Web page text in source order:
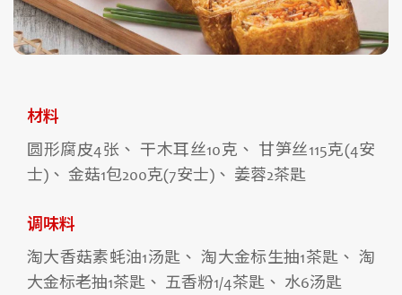
材料
圆形腐皮4张、 干木耳丝10克、 甘笋丝115克(4安
士)、 金菇1包200克(7安士)、 姜蓉2茶匙
调味料
淘大香菇素蚝油1汤匙、 淘大金标生抽1茶匙、 淘
大金标老抽1茶匙、 五香粉1/4茶匙、 水6汤匙